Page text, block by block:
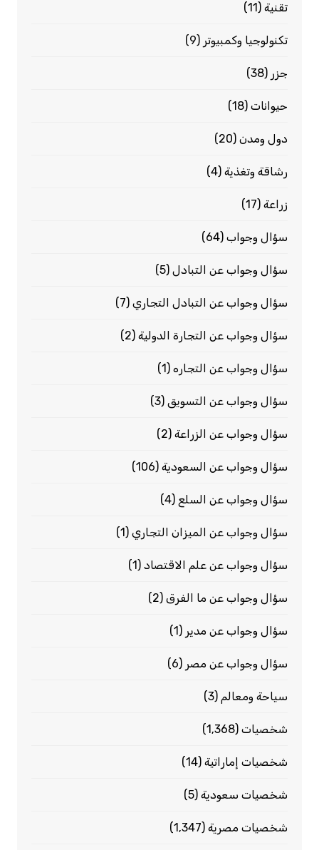
تقنية(11)
تكنولوجيا وكمبيوتر (9)
جزر (38)
حيوانات(18)
دول ومدن(20)
رشاقة وتغذية(4)
زراعة(17)
سؤال وجواب(64)
سؤال وجواب عن التبادل(5)
سؤال وجواب عن التبادل التجاري(7)
سؤال وجواب عن التجارة الدولية(2)
سؤال وجواب عن التجاره(1)
سؤال وجواب عن التسويق(3)
سؤال وجواب عن الزراعة(2)
سؤال وجواب عن السعودية(106)
سؤال وجواب عن السلع (4)
سؤال وجواب عن الميزان التجاري(1)
سؤال وجواب عن علم الاقتصاد(1)
سؤال وجواب عن ما الفرق(2)
سؤال وجواب عن مدير (1)
سؤال وجواب عن مصر (6)
سياحة ومعالم (3)
شخصيات(1٬368)
شخصيات إماراتية(14)
شخصيات سعودية(5)
شخصيات مصرية(1٬347)